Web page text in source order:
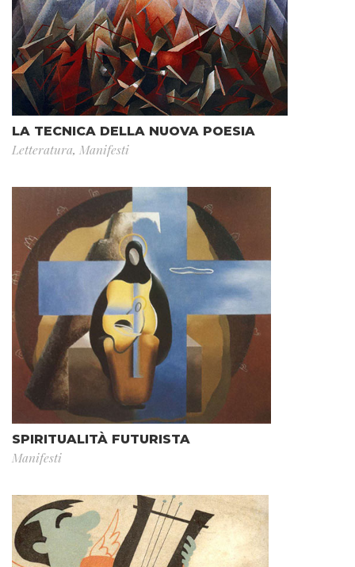
LA TECNICA DELLA NUOVA POESIA
Letteratura, Manifesti
SPIRITUALITÀ FUTURISTA
Manifesti